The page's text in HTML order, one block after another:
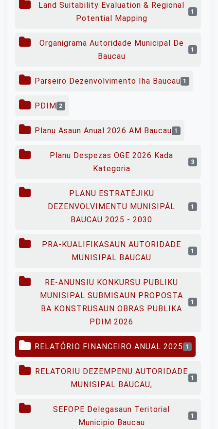
Land Suitability Evaluation & Regional
Potential Mapping
1
Organigrama Autoridade Municipal De
Baucau
1
Parseiro Dezenvolvimento Iha Baucau 1
PDIM 2
Planu Asaun Anual 2026 AM Baucau 1
Planu Despezas OGE 2026 Kada
Kategoria
3
PLANU ESTRATÉJIKU
DEZENVOLVIMENTU MUNISIPÁL
BAUCAU 2025 - 2030
1
PRA-KUALIFIKASAUN AUTORIDADE
MUNISIPAL BAUCAU
1
RE-ANUNSIU KONKURSU PUBLIKU
MUNISIPAL SUBMISAUN PROPOSTA
BA KONSTRUSAUN OBRAS PUBLIKA
PDIM 2026
1
RELATÓRIO FINANCEIRO ANUAL 2025 1
RELATORIU DEZEMPENU AUTORIDADE
MUNISIPAL BAUCAU,
1
SEFOPE Delegasaun Teritorial
Municipio Baucau
1